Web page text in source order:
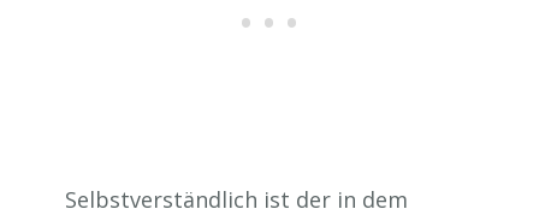
Selbstverständlich ist der in dem